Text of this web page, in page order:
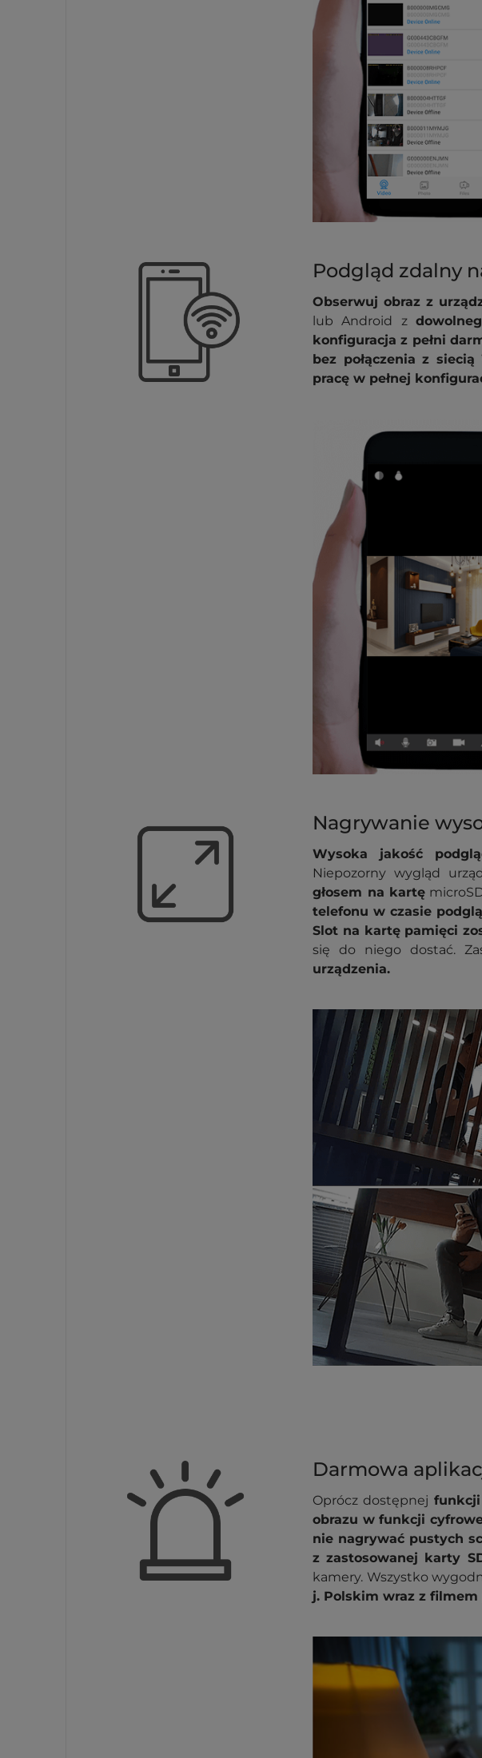
Podgląd zdalny
Obserwuj obraz z
lub Android z
konfiguracja z pełni
bez połączenia z
pracę w pełnej
Nagrywanie
Wysoka jakość
Niepozorny wygląd
głosem na kartę
telefonu w czasie
Slot na kartę pamięci
się do niego dostać.
urządzenia.
Darmowa
Oprócz dostępnej
obrazu w funkcji
nie nagrywać pustych
z zastosowanej karty
kamery. Wszystko
j. Polskim wraz z filmem